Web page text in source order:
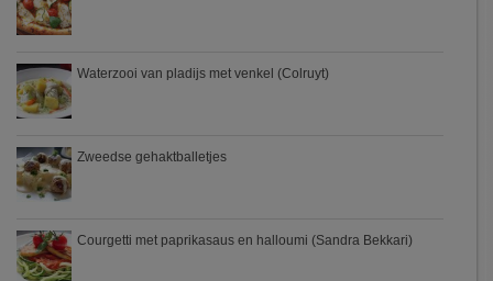
Waterzooi van pladijs met venkel (Colruyt)
Zweedse gehaktballetjes
Courgetti met paprikasaus en halloumi (Sandra Bekkari)